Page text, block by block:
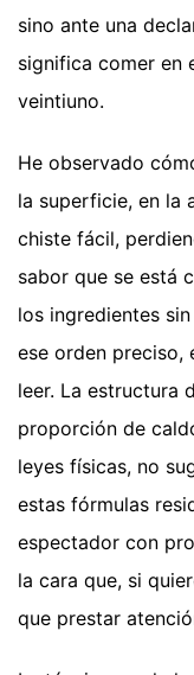
sino ante una
significa comer en
veintiuno.
He observado
la superficie, en la
chiste fácil,
sabor que se está
los ingredientes
ese orden preciso,
leer. La estructura
proporción de
leyes físicas, no
estas fórmulas
espectador con
la cara que, si
que prestar